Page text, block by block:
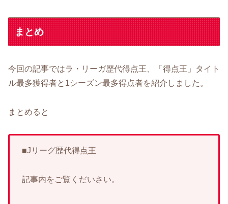
まとめ
今回の記事ではラ・リーガ歴代得点王、「得点王」タイト
ル最多獲得者と1シーズン最多得点者を紹介しました。
まとめると
■Jリーグ歴代得点王
記事内をご覧くだいさい。